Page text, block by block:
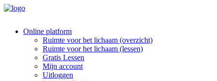
Online platform
Ruimte voor het lichaam (overzicht)
Ruimte voor het lichaam (lessen)
Gratis Lessen
Mijn account
Uitloggen